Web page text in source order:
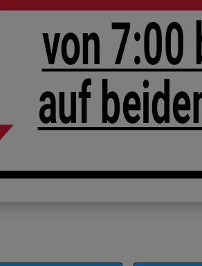
von 7:00
auf